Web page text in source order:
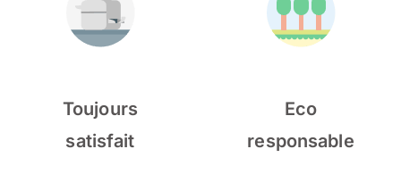
Toujours
satisfait
Eco
responsable